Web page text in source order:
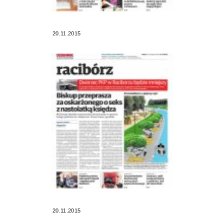
20.11.2015
20.11.2015